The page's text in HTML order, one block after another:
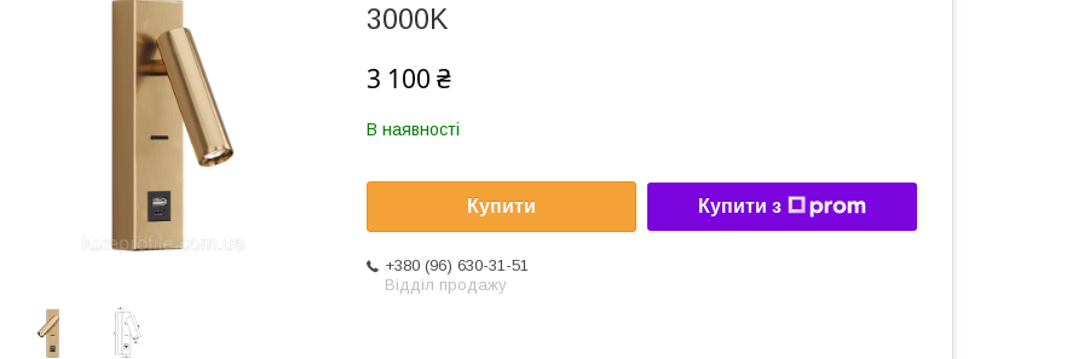
3000K
3 100 ₴
В наявності
Купити Купити з
+380 (96) 630-31-51
Відділ продажу